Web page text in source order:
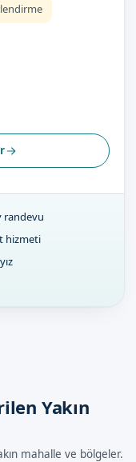
randevu
hizmeti
Yakın
mahalle ve bölgeler.